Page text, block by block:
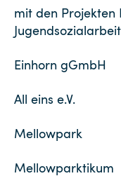
mit den Projekten
Jugendsozialarbeit
Einhorn gGmbH
All eins e.V.
Mellowpark
Mellowparktikum